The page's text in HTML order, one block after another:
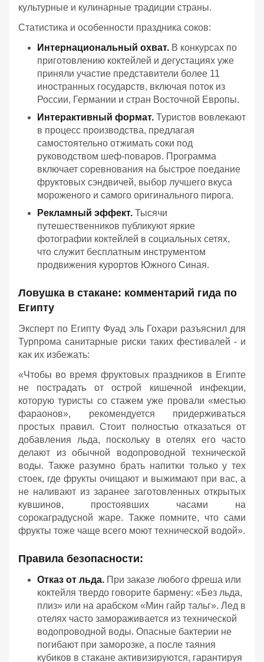
культурные и кулинарные традиции страны.
Статистика и особенности праздника соков:
Интернациональный охват. В конкурсах по
приготовлению коктейлей и дегустациях уже
приняли участие представители более 11
иностранных государств, включая поток из
России, Германии и стран Восточной Европы.
Интерактивный формат. Туристов вовлекают
в процесс производства, предлагая
самостоятельно отжимать соки под
руководством шеф-поваров. Программа
включает соревнования на быстрое поедание
фруктовых сэндвичей, выбор лучшего вкуса
мороженого и самого оригинального пирога.
Рекламный эффект. Тысячи
путешественников публикуют яркие
фотографии коктейлей в социальных сетях,
что служит бесплатным инструментом
продвижения курортов Южного Синая.
Ловушка в стакане: комментарий гида по
Египту
Эксперт по Египту Фуад эль Гохари разъяснил для
Турпрома санитарные риски таких фестивалей - и
как их избежать:
«Чтобы во время фруктовых праздников в Египте
не пострадать от острой кишечной инфекции,
которую туристы со стажем уже провали «местью
фараонов», рекомендуется придерживаться
простых правил. Стоит полностью отказаться от
добавления льда, поскольку в отелях его часто
делают из обычной водопроводной технической
воды. Также разумно брать напитки только у тех
стоек, где фрукты очищают и выжимают при вас, а
не наливают из заранее заготовленных открытых
кувшинов, простоявших часами на
сорокаградусной жаре. Также помните, что сами
фрукты тоже чаще всего моют технической водой».
Правила безопасности:
Отказ от льда. При заказе любого фреша или
коктейля твердо говорите бармену: «Без льда,
плиз» или на арабском «Мин гайр тальг». Лед в
отелях часто замораживается из технической
водопроводной воды. Опасные бактерии не
погибают при заморозке, а после таяния
кубиков в стакане активизируются, гарантируя